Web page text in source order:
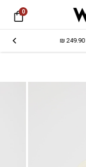
0